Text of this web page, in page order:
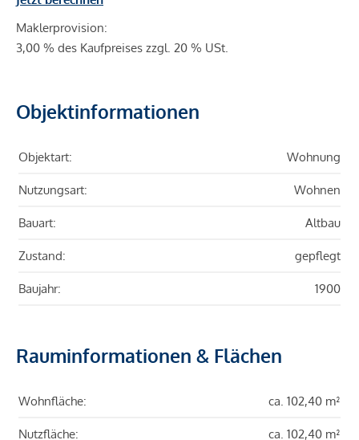
Maklerprovision:
3,00 % des Kaufpreises zzgl. 20 % USt.
Objektinformationen
Objektart: Wohnung
Nutzungsart: Wohnen
Bauart: Altbau
Zustand: gepflegt
Baujahr: 1900
Rauminformationen & Flächen
Wohnfläche: ca. 102,40 m²
Nutzfläche: ca. 102,40 m²